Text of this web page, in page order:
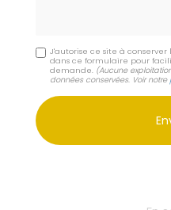
J'autorise ce site à
dans ce formulaire pour
demande. (Aucune
données conservées. Voir notre